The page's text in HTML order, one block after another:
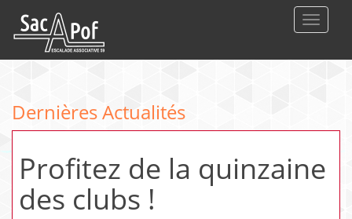
Dernières Actualités
Profitez de la quinzaine
des clubs !